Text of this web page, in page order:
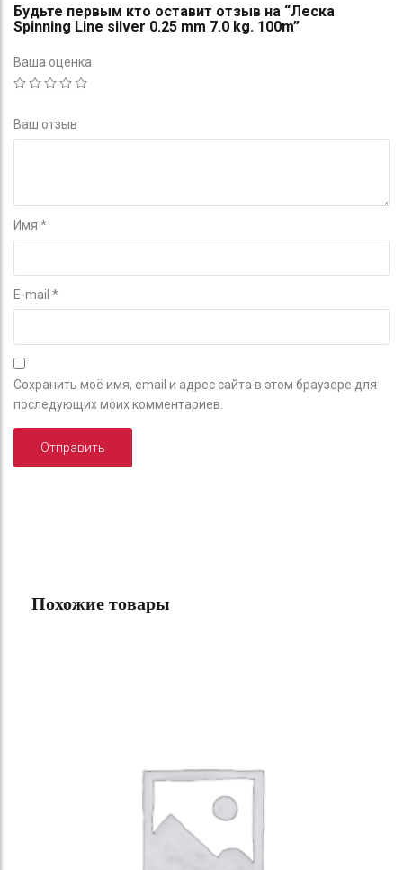
Будьте первым кто оставит отзыв на “Леска
Spinning Line silver 0.25 mm 7.0 kg. 100m”
Ваша оценка
Ваш отзыв
Имя *
E-mail *
Сохранить моё имя, email и адрес сайта в этом браузере для
последующих моих комментариев.
Похожие товары